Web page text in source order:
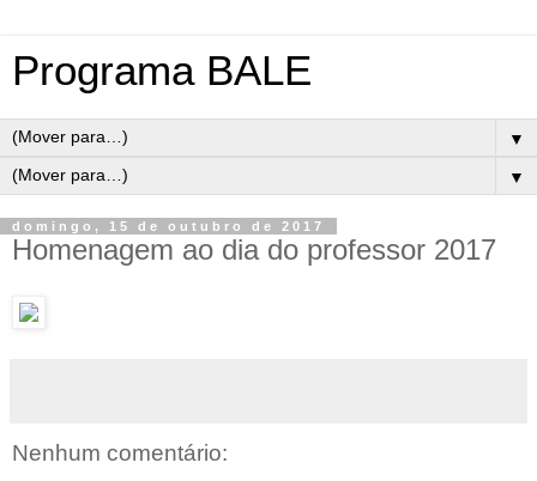
Programa BALE
▼
▼
domingo, 15 de outubro de 2017
Homenagem ao dia do professor 2017
Nenhum comentário: